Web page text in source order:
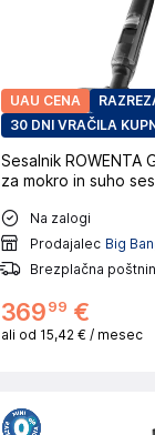
UAU CENA
30 DNI VRAČILA
Sesalnik ROWENTA
za mokro in suho
Na zalogi
Prodajalec Big
Brezplačna
36999 €
ali od 15,42 € / mesec